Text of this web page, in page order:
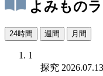
よみもの
24時間 週間 月間
1
探究 2026.07.13